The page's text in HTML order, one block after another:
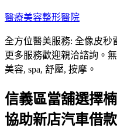
跳
主
要
內
醫療美容整形醫院
全方位醫美服務: 全像皮秒
更多服務歡迎親洽諮詢。
美容, spa, 舒壓, 按摩。
信義區當舖選擇
協助新店汽車借款